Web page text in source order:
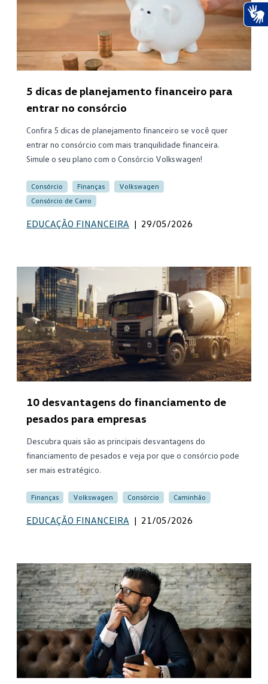
5 dicas de planejamento financeiro para
entrar no consórcio
Confira 5 dicas de planejamento financeiro se você quer
entrar no consórcio com mais tranquilidade financeira.
Simule o seu plano com o Consórcio Volkswagen!
Consórcio Finanças
Volkswagen
Consórcio de Carro
EDUCAÇÃO FINANCEIRA | 29/05/2026
10 desvantagens do financiamento de
pesados para empresas
Descubra quais são as principais desvantagens do
financiamento de pesados e veja por que o consórcio pode
ser mais estratégico.
Finanças Volkswagen Consórcio Caminhão
EDUCAÇÃO FINANCEIRA | 21/05/2026